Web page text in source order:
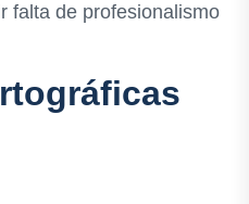
falta de profesionalismo